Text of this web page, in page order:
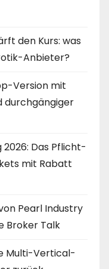
den Kurs: was
Anbieter?
Version mit
durchgängiger
Das Pflicht-
mit Rabatt
Pearl Industry
Broker Talk
Multi-Vertical-